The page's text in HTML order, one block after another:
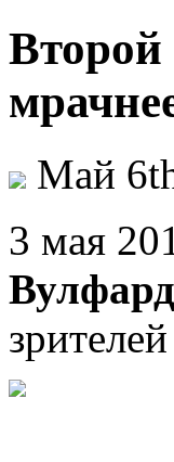
Второй
Май
3 мaя
Вулфард